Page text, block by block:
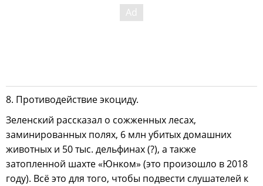
8. Противодействие экоциду.
Зеленский рассказал о сожженных лесах,
заминированных полях, 6 млн убитых домашних
животных и 50 тыс. дельфинах (?), а также
затопленной шахте «Юнком» (это произошло в 2018
году). Всё это для того, чтобы подвести слушателей к